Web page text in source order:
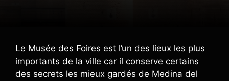
Le Musée des Foires est l’un des lieux les plus
importants de la ville car il conserve certains
des secrets les mieux gardés de Medina del